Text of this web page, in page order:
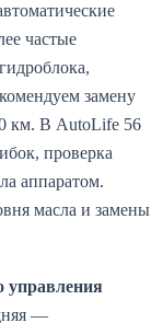
частые
замену
км. В AutoLife 56
проверка
аппаратом.
масла и замены
управления
—